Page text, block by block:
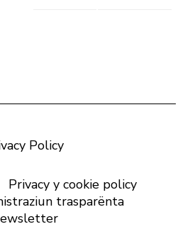
Policy
Privacy y cookie policy
trasparënta